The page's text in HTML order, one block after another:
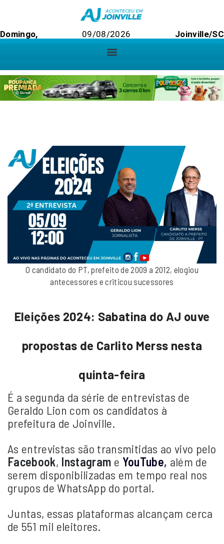
Domingo, 09/08/2026 Joinville/SC
O candidato do PT, prefeito de 2009 a 2012, elogiou
antecessores e criticou sucessores
Eleições 2024: Sabatina do AJ ouve
propostas de Carlito Merss nesta
quinta-feira
É a segunda da série de entrevistas de
Geraldo Lion com os candidatos à
prefeitura de Joinville.
As entrevistas são transmitidas ao vivo pelo
Facebook, Instagram e YouTube, além de
serem disponibilizadas em tempo real nos
grupos de WhatsApp do portal.
Juntas, essas plataformas alcançam cerca
de 551 mil eleitores.